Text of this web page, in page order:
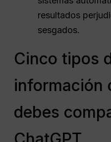
resultados
sesgados.
Cinco tipos
información
debes